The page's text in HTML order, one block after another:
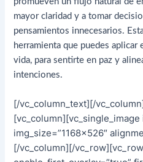
mayor claridad y a tomar
pensamientos innecesarios.
herramienta que puedes
vida, para sentirte en paz y
intenciones.
[/vc_column_text][/
[vc_column][vc_single_image
img_size=”1168×526″
[/vc_column][/